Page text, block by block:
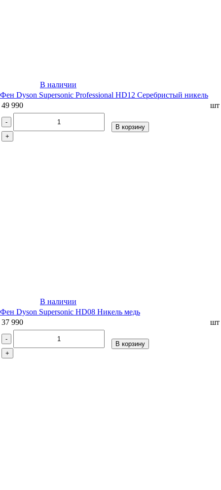
В наличии
Фен Dyson Supersonic Professional HD12 Серебристый никель
49 990
шт
-
+
В корзину
В наличии
Фен Dyson Supersonic HD08 Никель медь
37 990
шт
-
+
В корзину